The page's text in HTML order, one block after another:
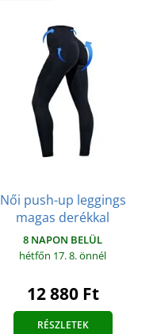
Női push-up leggings
magas derékkal
8 NAPON BELÜL
hétfőn 17. 8.önnél
12 880 Ft
RÉSZLETEK